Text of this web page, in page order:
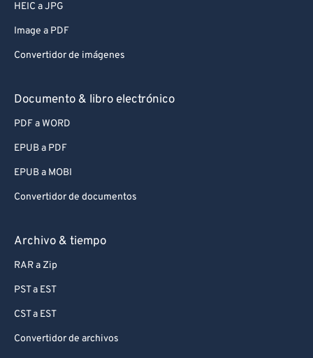
HEIC a JPG
Image a PDF
Convertidor de imágenes
Documento & libro electrónico
PDF a WORD
EPUB a PDF
EPUB a MOBI
Convertidor de documentos
Archivo & tiempo
RAR a Zip
PST a EST
CST a EST
Convertidor de archivos